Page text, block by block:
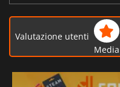
Valutazione utenti